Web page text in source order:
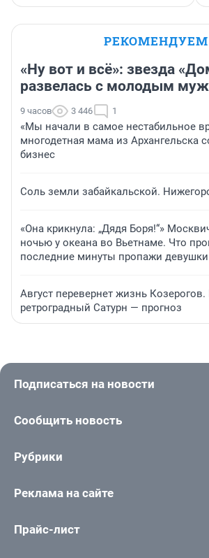
РЕКОМЕНДУЕМ
«Ну вот и всё»: звезда
развелась с молодым
9 часов 3 446 1
«Мы начали в самое нестабильное
многодетная мама из Архангельска
бизнес
Соль земли забайкальской.
«Она крикнула: „Дядя Боря!“»
ночью у океана во Вьетнаме. Что
последние минуты пропажи девушки
Август перевернет жизнь
ретроградный Сатурн — прогноз
Подписаться на новости
Сообщить новость
Рубрики
Реклама на сайте
Прайс-лист